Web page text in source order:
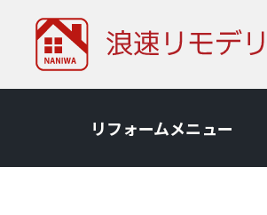
リフォームメニュー